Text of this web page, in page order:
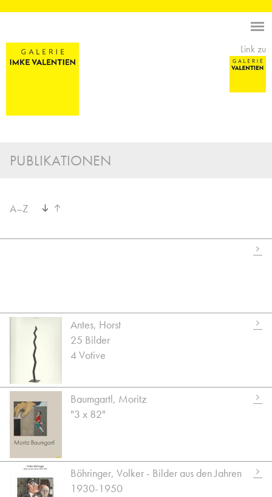
Link zu
PUBLIKATIONEN
A–Z
Antes, Horst
25 Bilder
4 Votive
Baumgartl, Moritz
"3 x 82"
Böhringer, Volker - Bilder aus den Jahren
1930-1950